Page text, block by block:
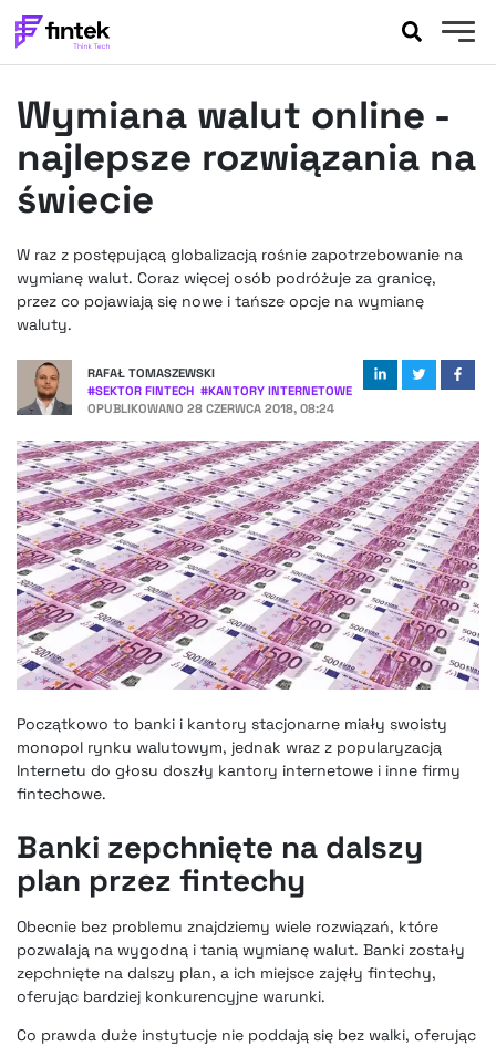
BANKOWOŚĆ
EVENTY
FELIETONY
WYWIADY
PODCASTY
FINTEKEXTRA
OKIEM EKSPERTA
Wymiana walut online -
najlepsze rozwiązania na
świecie
W raz z postępującą globalizacją rośnie zapotrzebowanie na
wymianę walut. Coraz więcej osób podróżuje za granicę,
przez co pojawiają się nowe i tańsze opcje na wymianę
waluty.
RAFAŁ TOMASZEWSKI
#SEKTOR FINTECH #KANTORY INTERNETOWE
OPUBLIKOWANO 28 CZERWCA 2018, 08:24
Początkowo to banki i kantory stacjonarne miały swoisty
monopol rynku walutowym, jednak wraz z popularyzacją
Internetu do głosu doszły kantory internetowe i inne firmy
fintechowe.
Banki zepchnięte na dalszy
plan przez fintechy
Obecnie bez problemu znajdziemy wiele rozwiązań, które
pozwalają na wygodną i tanią wymianę walut. Banki zostały
zepchnięte na dalszy plan, a ich miejsce zajęły fintechy,
oferując bardziej konkurencyjne warunki.
Co prawda duże instytucje nie poddają się bez walki, oferując